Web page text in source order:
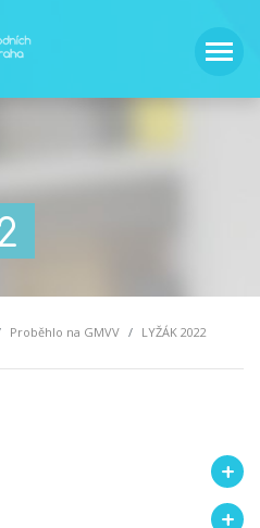
Proběhlo na GMVV LYŽÁK 2022
AI Ambasador